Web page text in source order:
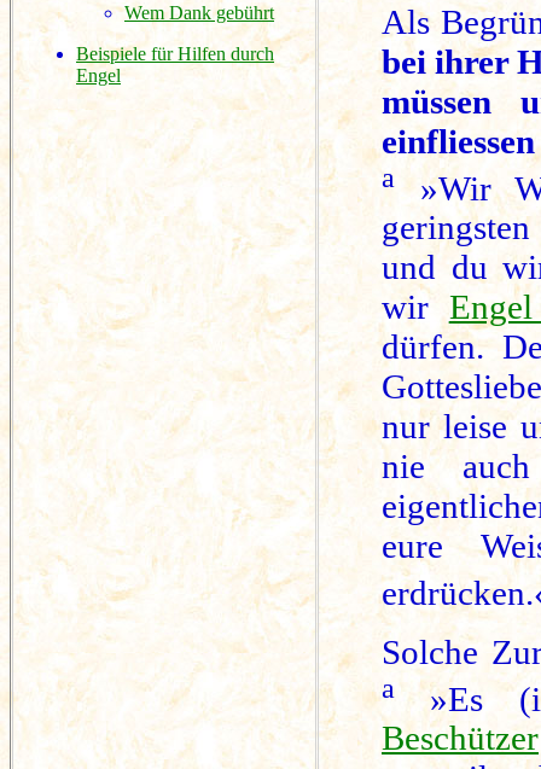
Wem Dank gebührt
Beispiele für Hilfen durch
Engel
Als
bei ihrer
müssen
a »Wir
und du
wir
dürfen.
nur leise
nie
eure
Solche
a »Es
Beschützer